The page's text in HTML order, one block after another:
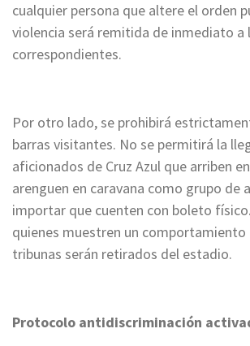
cualquier persona que altere el orden
violencia será remitida de inmediato a
correspondientes.
Por otro lado, se prohibirá
barras visitantes. No se permitirá la
aficionados de Cruz Azul que arriben
arenguen en caravana como grupo de
importar que cuenten con boleto
quienes muestren un comportamiento
tribunas serán retirados del estadio.
Protocolo antidiscriminación